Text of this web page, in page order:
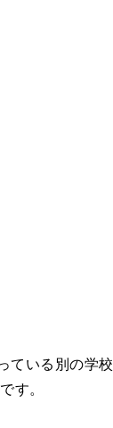
ている別の学校
す。